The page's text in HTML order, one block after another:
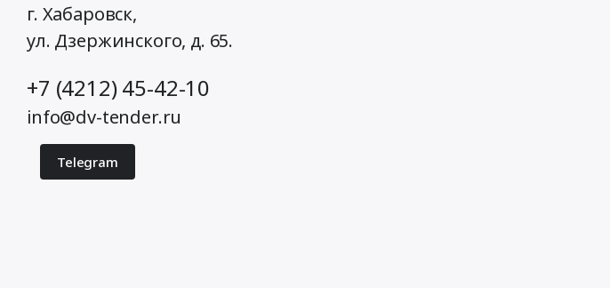
г. Хабаровск,
ул. Дзержинского, д. 65.
+7 (4212) 45-42-10
info@dv-tender.ru
Telegram